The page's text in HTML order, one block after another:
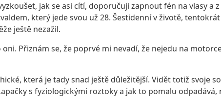
jak se asi cítí, doporučuji zapnout fén na vlasy a
který jede svou už 28. Šestidenní v životě,
ještě nezažil.
Přiznám se, že poprvé mi nevadí, že nejedu na
která je tady snad ještě důležitější. Vidět totiž svoje
s fyziologickými roztoky a jak to pomalu